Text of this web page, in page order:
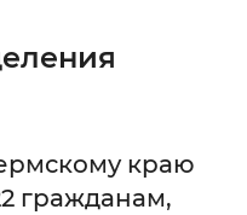
краю
гражданам,